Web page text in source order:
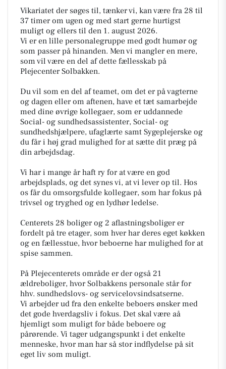
Vikariatet der søges til, tænker vi, kan være fra 28 til
37 timer om ugen og med start gerne hurtigst
muligt og ellers til den 1. august 2026.
Vi er en lille personalegruppe med godt humør og
som passer på hinanden. Men vi mangler en mere,
som vil være en del af dette fællesskab på
Plejecenter Solbakken.
Du vil som en del af teamet, om det er på vagterne
og dagen eller om aftenen, have et tæt samarbejde
med dine øvrige kollegaer, som er uddannede
Social- og sundhedsassistenter, Social- og
sundhedshjælpere, ufaglærte samt Sygeplejerske og
du får i høj grad mulighed for at sætte dit præg på
din arbejdsdag.
Vi har i mange år haft ry for at være en god
arbejdsplads, og det synes vi, at vi lever op til. Hos
os får du omsorgsfulde kollegaer, som har fokus på
trivsel og tryghed og en lydhør ledelse.
Centerets 28 boliger og 2 aflastningsboliger er
fordelt på tre etager, som hver har deres eget køkken
og en fællesstue, hvor beboerne har mulighed for at
spise sammen.
På Plejecenterets område er der også 21
ældreboliger, hvor Solbakkens personale står for
hhv. sundhedslovs- og servicelovsindsatserne.
Vi arbejder ud fra den enkelte beboers ønsker med
det gode hverdagsliv i fokus. Det skal være aå
hjemligt som muligt for både beboere og
pårørende. Vi tager udgangspunkt i det enkelte
menneske, hvor man har så stor indflydelse på sit
eget liv som muligt.